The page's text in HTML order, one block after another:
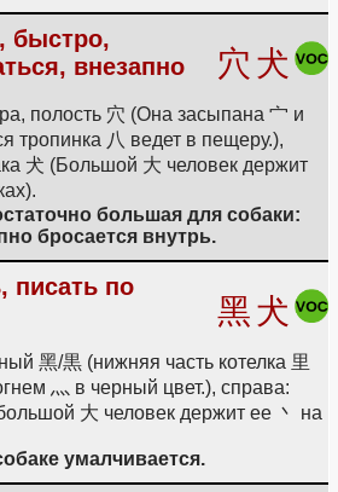
быстро,
внезапно
穴 犬
полость 穴 (Она засыпана 宀 и
тропинка 八 ведет в пещеру.),
犬 (Большой 大 человек держит
большая для собаки:
бросается внутрь.
писать по
黑犬
黑/黒 (нижняя часть котелка 里
灬 в черный цвет.), справа:
大 человек держит ее 丶 на
умалчивается.